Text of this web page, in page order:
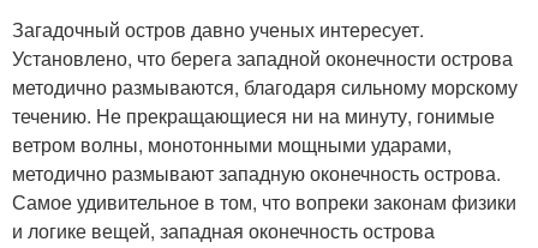
Загадочный остров давно ученых интересует.
Установлено, что берега западной оконечности острова
методично размываются, благодаря сильному морскому
течению. Не прекращающиеся ни на минуту, гонимые
ветром волны, монотонными мощными ударами,
методично размывают западную оконечность острова.
Самое удивительное в том, что вопреки законам физики
и логике вещей, западная оконечность острова